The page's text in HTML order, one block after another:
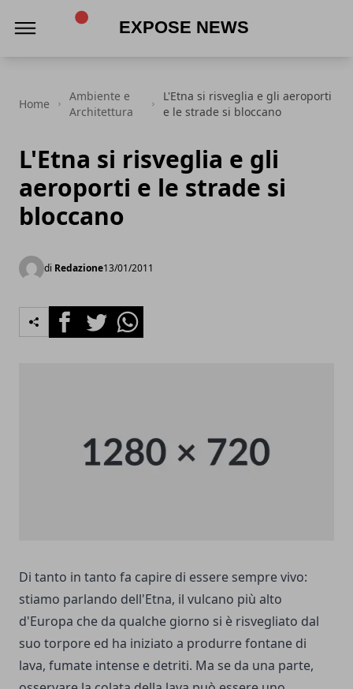
Home
Ambiente e
Architettura
L'Etna si risveglia e gli aeroporti
e le strade si bloccano
L'Etna si risveglia e gli
aeroporti e le strade si
bloccano
di Redazione13/01/2011
FacebookTwitterWhatsapp
Di tanto in tanto fa capire di essere sempre vivo:
stiamo parlando dell'Etna, il vulcano più alto
d'Europa che da qualche giorno si è risvegliato dal
suo torpore ed ha iniziato a produrre fontane di
lava, fumate intense e detriti. Ma se da una parte,